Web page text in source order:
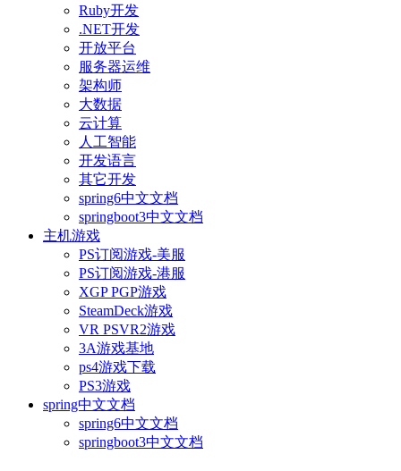
Ruby开发
.NET开发
开放平台
服务器运维
架构师
大数据
云计算
人工智能
开发语言
其它开发
spring6中文文档
springboot3中文文档
主机游戏
PS订阅游戏-美服
PS订阅游戏-港服
XGP PGP游戏
SteamDeck游戏
VR PSVR2游戏
3A游戏基地
ps4游戏下载
PS3游戏
spring中文文档
spring6中文文档
springboot3中文文档